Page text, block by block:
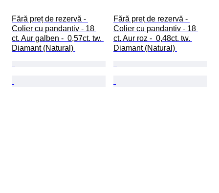
Fără preț de rezervă -
Colier cu pandantiv - 18
ct. Aur galben -  0,57ct. tw.
Diamant (Natural)
Fără preț de rezervă -
Colier cu pandantiv - 18
ct. Aur roz -  0,48ct. tw.
Diamant (Natural)